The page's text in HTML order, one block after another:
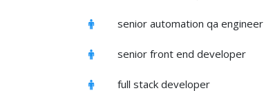
senior automation qa engineer
senior front end developer
full stack developer